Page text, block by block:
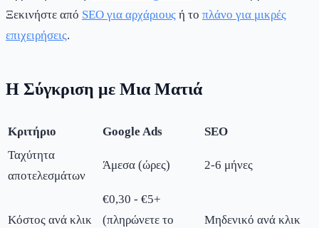
Ξεκινήστε από SEO για αρχάριους ή το πλάνο για μικρές
επιχειρήσεις.
Η Σύγκριση με Μια Ματιά
Κριτήριο Google Ads
SEO
Ταχύτητα
αποτελεσμάτων
Άμεσα (ώρες) 2-6 μήνες
Κόστος ανά κλικ
€0,30 - €5+
(πληρώνετε το
Μηδενικό ανά κλικ